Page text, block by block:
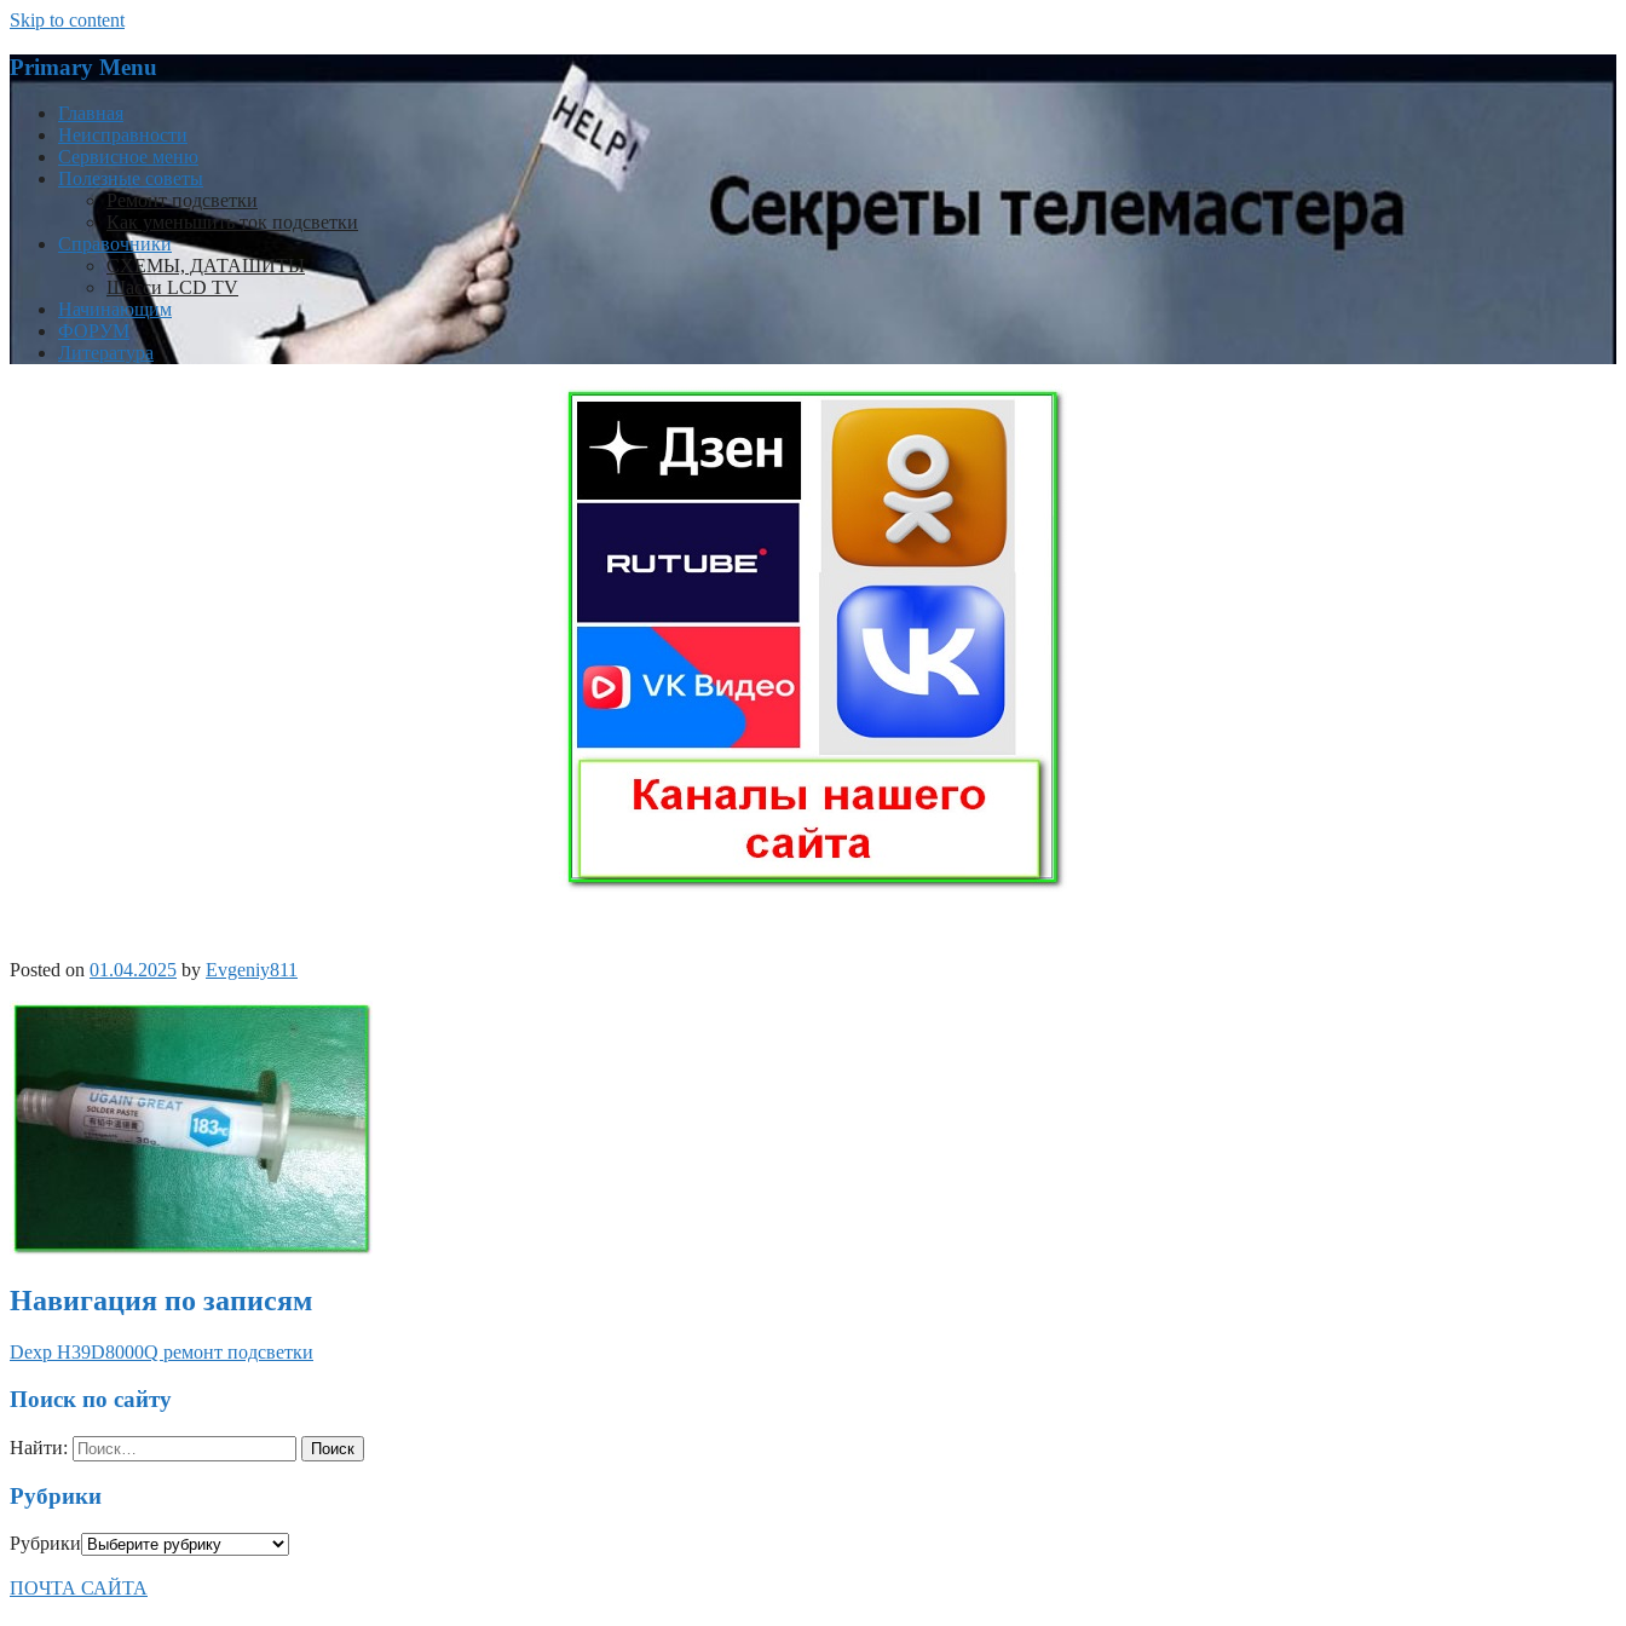
Skip to content
Primary Menu
Главная
Неисправности
Сервисное меню
Полезные советы
Ремонт подсветки
Как уменьшить ток подсветки
Справочники
СХЕМЫ, ДАТАШИТЫ
Шасси LCD TV
Начинающим
ФОРУМ
Литература
Posted on 01.04.2025 by Evgeniy811
Навигация по записям
Dexp H39D8000Q ремонт подсветки
Поиск по сайту
Найти:
Рубрики
Рубрики
ПОЧТА САЙТА